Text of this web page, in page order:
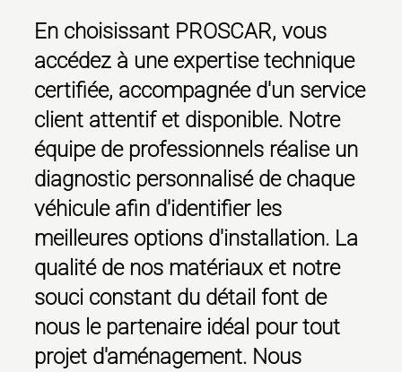
En choisissant PROSCAR, vous
accédez à une expertise technique
certifiée, accompagnée d'un service
client attentif et disponible. Notre
équipe de professionnels réalise un
diagnostic personnalisé de chaque
véhicule afin d'identifier les
meilleures options d'installation. La
qualité de nos matériaux et notre
souci constant du détail font de
nous le partenaire idéal pour tout
projet d'aménagement. Nous